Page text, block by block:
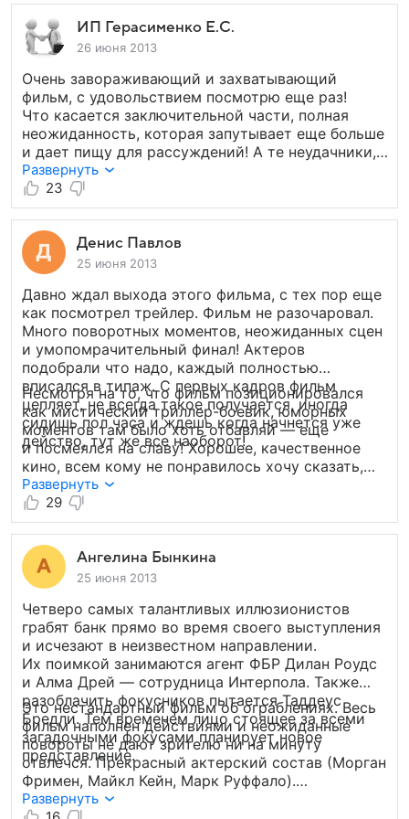
ИП Герасименко Е.С.
26 июня 2013
Очень завораживающий и захватывающий
фильм, с удовольствием посмотрю еще раз!
Что касается заключительной части, полная
неожиданность, которая запутывает еще больше
и дает пищу для рассуждений! А те неудачники,
которые оставили отрицательные рецензии
пусть злятся на себя за то что не поняли юмора!
Фильм просто супер!
Развернуть
23
Денис Павлов
25 июня 2013
Давно ждал выхода этого фильма, с тех пор еще
как посмотрел трейлер. Фильм не разочаровал.
Много поворотных моментов, неожиданных сцен
и умопомрачительный финал! Актеров
подобрали что надо, каждый полностью
вписался в типаж. С первых кадров фильм
цепляет, не всегда такое получается, иногда
сидишь пол часа и ждешь когда начнется уже
действо, тут же все наоборот!
Несмотря на то, что фильм позиционировался
как мистический триллер-боевик, юморных
моментов там было хоть отбавляй — еще
и посмеялся на славу! Хорошее, качественное
кино, всем кому не понравилось хочу сказать,
что, возможно, они слишком много хотели, это
же не «Титаник» и не «Молчание ягнят»,
«Иллюзия» не претендует на супер-пупер звание
классики столетий, это просто очень классный
и завораживающий фильм! 9 из 10!
Развернуть
29
Ангелина Бынкина
25 июня 2013
Четверо самых талантливых иллюзионистов
грабят банк прямо во время своего выступления
и исчезают в неизвестном направлении.
Их поимкой занимаются агент ФБР Дилан Роудс
и Алма Дрей — сотрудница Интерпола. Также
разоблачить фокусников пытается Таддеус
Бредли. Тем временем лицо стоящее за всеми
загадочными фокусами планирует новое
представление.
Это нестандартный фильм об ограблениях. Весь
фильм наполнен действиями и неожиданные
повороты не дают зрителю ни на минуту
отвлечся. Прекрасный актерский состав (Морган
Фримен, Майкл Кейн, Марк Руффало).
Великолепная игра молодых актеров, таких как
Развернуть